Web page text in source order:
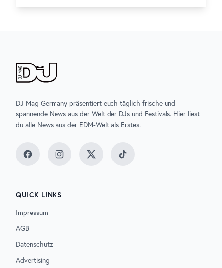
DJ Mag Germany präsentiert euch täglich frische und
spannende News aus der Welt der DJs und Festivals. Hier liest
du alle News aus der EDM-Welt als Erstes.
FacebookInstagramTwitter TikTok
QUICK LINKS
Impressum
AGB
Datenschutz
Advertising